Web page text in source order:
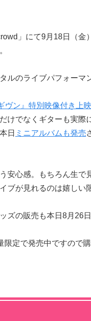
」にて9月18日（金
ルのライブパフォーマ
ヴン』特別映像付き上映
けでなくギターも実際
日 ミニアルバムも発売
安心感。もちろん生で
ブが見れるのは嬉しい
ズの販売も本日8月26日
定で発売中ですので